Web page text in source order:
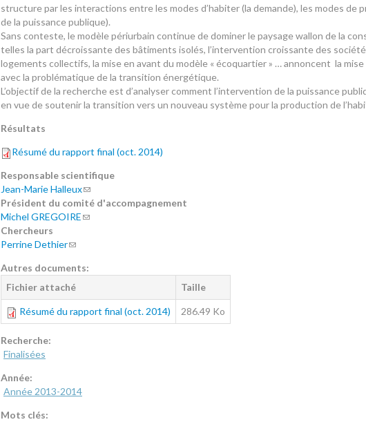
structure par les interactions entre les modes d’habiter (la demande), les modes de
de la puissance publique).
Sans conteste, le modèle périurbain continue de dominer le paysage wallon de la
telles la part décroissante des bâtiments isolés, l’intervention croissante des
logements collectifs, la mise en avant du modèle « écoquartier » … annoncent la
avec la problématique de la transition énergétique.
L’objectif de la recherche est d’analyser comment l’intervention de la puissance
en vue de soutenir la transition vers un nouveau système pour la production de
Résultats
Résumé du rapport final (oct. 2014)
Responsable scientifique
Jean-Marie Halleux
Président du comité d'accompagnement
Michel GREGOIRE
Chercheurs
Perrine Dethier
Autres documents:
Fichier attaché
Taille
Résumé du rapport final (oct. 2014) 286.49 Ko
Recherche:
Finalisées
Année:
Année 2013-2014
Mots clés: